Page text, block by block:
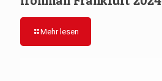
Mehr lesen